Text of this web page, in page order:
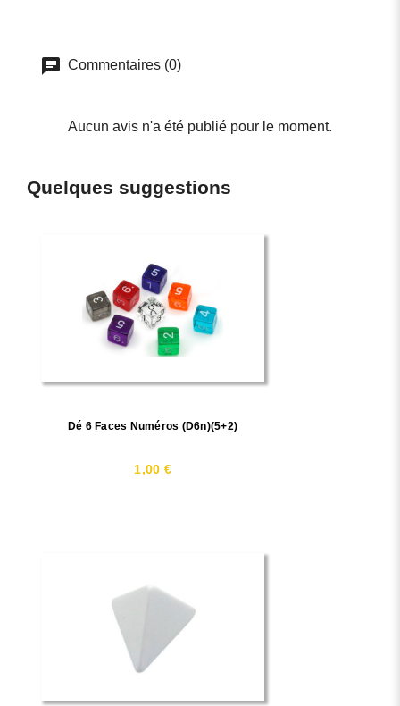
Commentaires (0)
Aucun avis n'a été publié pour le moment.
Quelques suggestions
Dé 6 Faces Numéros (D6n)(5+2)
1,00 €